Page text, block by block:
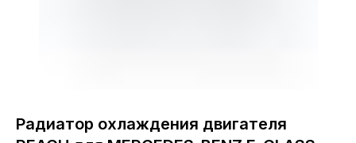
Радиатор охлаждения двигателя